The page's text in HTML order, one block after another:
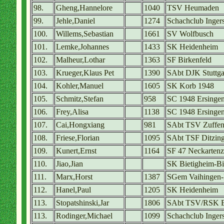
98.
Gheng,Hannelore 1040
TSV Heumaden
99.
Jehle,Daniel 1274
Schachclub
100.
Willems,Sebastian 1661
SV Wolfbusch
101.
Lemke,Johannes 1433
SK Heidenheim
102.
Malheur,Lothar 1363
SF Birkenfeld
103.
Krueger,Klaus Pet 1390
SAbt DJK
104.
Kohler,Manuel 1605
SK Korb 1948
105.
Schmitz,Stefan 958
SC 1948
106.
Frey,Alisa 1138
SC 1948
107.
Cai,Hongxiang 981
SAbt TSV
108.
Friese,Florian 1095
SAbt TSF
109.
Kunert,Ernst 1164
SF 47
110.
Jiao,Jian
SK Bietigheim-
111.
Marx,Horst 1387
SGem
112.
Hanel,Paul 1205
SK Heidenheim
113.
Stopatshinski,Jar 1806
SAbt TSV/RSK
113.
Rodinger,Michael 1099
Schachclub